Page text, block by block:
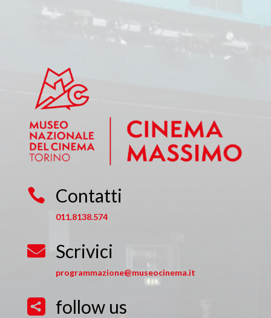
 Contatti
011.8138.574
 Scrivici
programmazione@museocinema.it
 follow us